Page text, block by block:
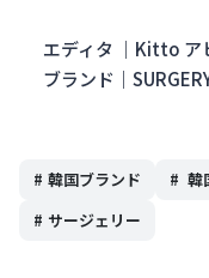
エディタ ｜Kitto ア
ブランド｜
# 韓国ブランド # 韓
# サージェリー